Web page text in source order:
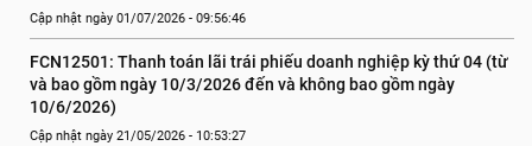
Cập nhật ngày 01/07/2026 - 09:56:46
FCN12501: Thanh toán lãi trái phiếu doanh nghiệp kỳ thứ 04 (từ
và bao gồm ngày 10/3/2026 đến và không bao gồm ngày
10/6/2026)
Cập nhật ngày 21/05/2026 - 10:53:27